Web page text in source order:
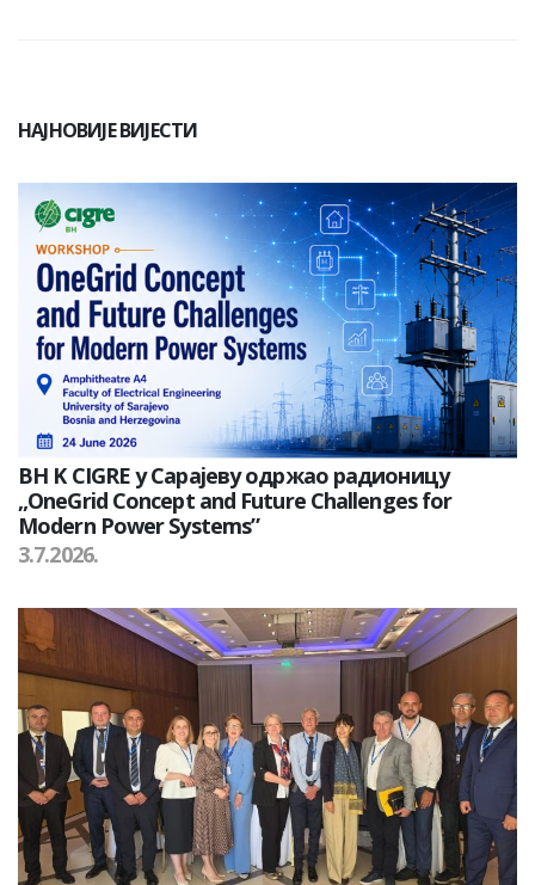
НАЈНОВИЈЕ ВИЈЕСТИ
BH K CIGRE у Сарајеву одржао радионицу
„OneGrid Concept and Future Challenges for
Modern Power Systems”
3.7.2026.